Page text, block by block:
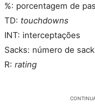
%: porcentagem de
TD: touchdowns
INT: interceptações
Sacks: número de
R: rating